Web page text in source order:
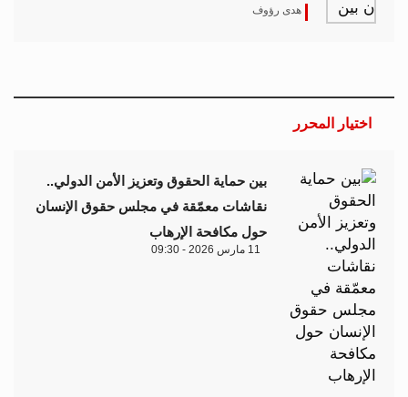
هدى رؤوف
اختيار المحرر
بين حماية الحقوق وتعزيز الأمن الدولي..
نقاشات معمّقة في مجلس حقوق الإنسان
حول مكافحة الإرهاب
11 مارس 2026 - 09:30